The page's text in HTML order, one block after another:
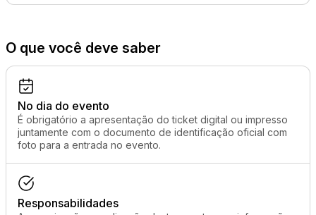
O que você deve saber
No dia do evento
É obrigatório a apresentação do ticket digital ou impresso
juntamente com o documento de identificação oficial com
foto para a entrada no evento.
Responsabilidades